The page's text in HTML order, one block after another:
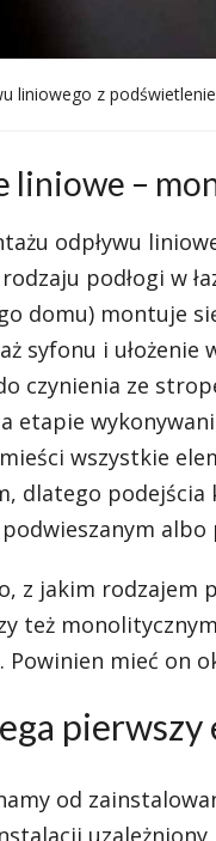
liniowego z
–
odpływu
podłogi w
domu) montuje
syfonu i
czynienia ze
etapie
wszystkie
dlatego
z jakim rodzajem
też
mieć on
od